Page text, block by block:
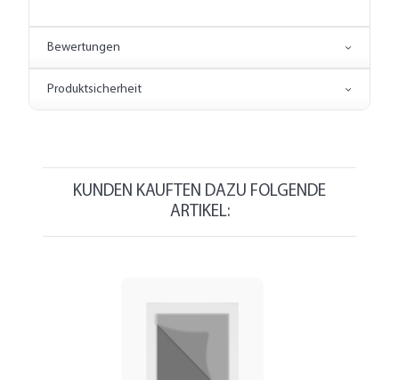
Bewertungen
Produktsicherheit
KUNDEN KAUFTEN DAZU FOLGENDE
ARTIKEL: